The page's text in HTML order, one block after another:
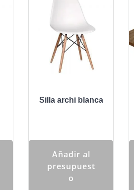
Silla archi blanca
Añadir al
presupuest
o